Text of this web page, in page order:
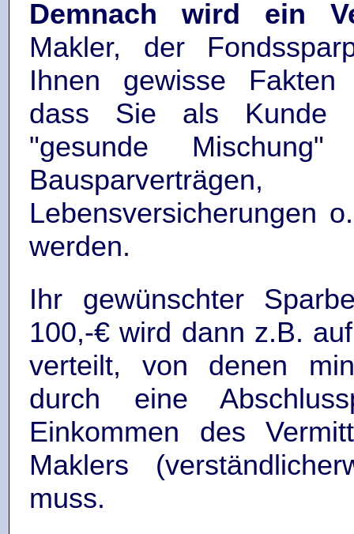
Demnach wird ein
Makler, der
Ihnen gewisse
dass Sie als Kunde
"gesunde
Bausparverträgen,
Lebensversicherungen
werden.
Ihr gewünschter
100,-€ wird dann z.B.
verteilt, von denen
durch eine
Einkommen des
Maklers
muss.